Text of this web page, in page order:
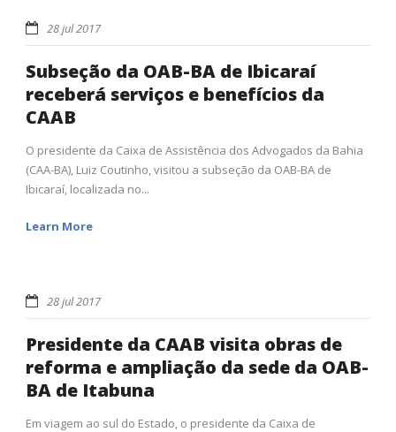
28 jul 2017
Subseção da OAB-BA de Ibicaraí
receberá serviços e benefícios da
CAAB
O presidente da Caixa de Assistência dos Advogados da Bahia
(CAA-BA), Luiz Coutinho, visitou a subseção da OAB-BA de
Ibicaraí, localizada no...
Learn More
28 jul 2017
Presidente da CAAB visita obras de
reforma e ampliação da sede da OAB-
BA de Itabuna
Em viagem ao sul do Estado, o presidente da Caixa de